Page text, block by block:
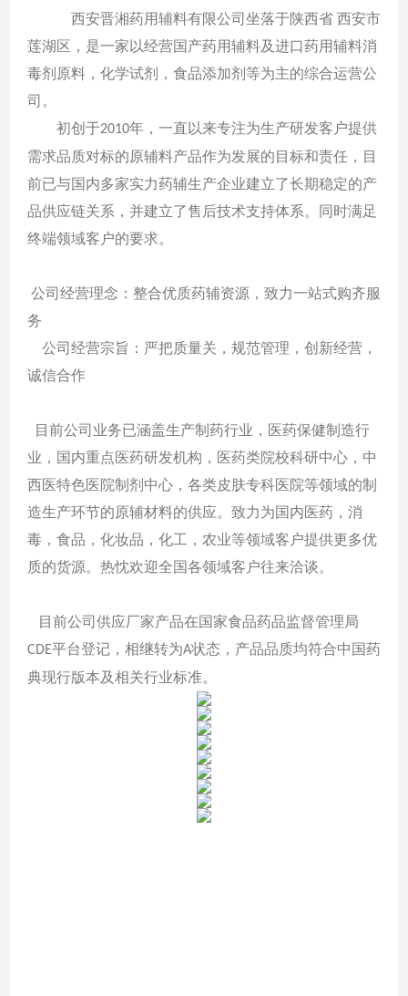
西安晋湘药用辅料有限公司坐落于陕西省 西安市
莲湖区，是一家以经营国产药用辅料及进口药用辅料消
毒剂原料，化学试剂，食品添加剂等为主的综合运营公
司。
初创于2010年，一直以来专注为生产研发客户提供
需求品质对标的原辅料产品作为发展的目标和责任，目
前已与国内多家实力药辅生产企业建立了长期稳定的产
品供应链关系，并建立了售后技术支持体系。同时满足
终端领域客户的要求。
公司经营理念：整合优质药辅资源，致力一站式购齐服
务
公司经营宗旨：严把质量关，规范管理，创新经营，
诚信合作
目前公司业务已涵盖生产制药行业，医药保健制造行
业，国内重点医药研发机构，医药类院校科研中心，中
西医特色医院制剂中心，各类皮肤专科医院等领域的制
造生产环节的原辅材料的供应。致力为国内医药，消
毒，食品，化妆品，化工，农业等领域客户提供更多优
质的货源。热忱欢迎全国各领域客户往来洽谈。
目前公司供应厂家产品在国家食品药品监督管理局
CDE平台登记，相继转为A状态，产品品质均符合中国药
典现行版本及相关行业标准。